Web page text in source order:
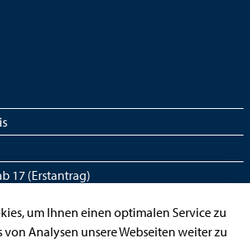
17 (Erstantrag)
online)
um Ihnen einen optimalen Service zu
von Analysen unsere Webseiten weiter zu